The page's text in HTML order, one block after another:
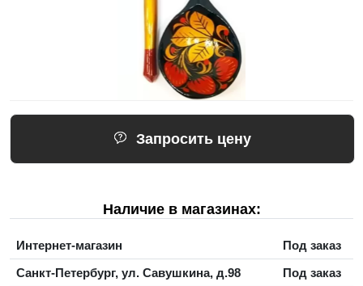
Запросить цену
Наличие в магазинах:
Интернет-магазин
Под заказ
Санкт-Петербург, ул. Савушкина, д.98
Под заказ